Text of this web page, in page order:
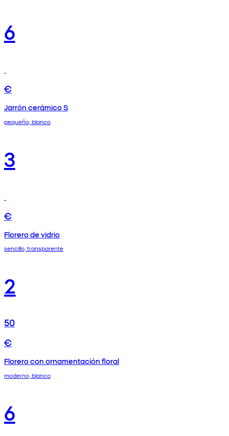
6
€
Jarrón cerámico S
pequeño, blanco
3
€
Florero de vidrio
sencillo, transparente
2
50
€
Florero con ornamentación floral
moderno, blanco
6